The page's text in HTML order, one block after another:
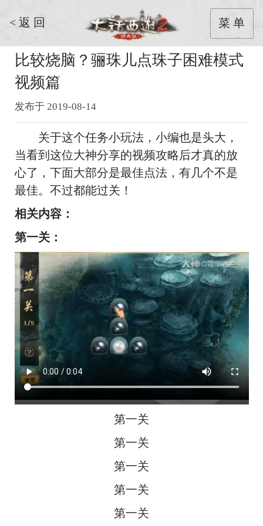
< 返 回 菜 单
比较烧脑？骊珠儿点珠子困难模式
视频篇
发布于 2019-08-14
关于这个任务小玩法，小编也是头大，
当看到这位大神分享的视频攻略后才真的放
心了，下面大部分是最佳点法，有几个不是
最佳。不过都能过关！
相关内容：
第一关：
第一关
第一关
第一关
第一关
第一关